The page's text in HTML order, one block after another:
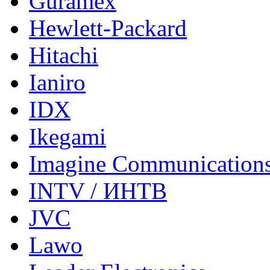
Hewlett-Packard
Hitachi
Ianiro
IDX
Ikegami
Imagine
INTV / ИНТВ
JVC
Lawo